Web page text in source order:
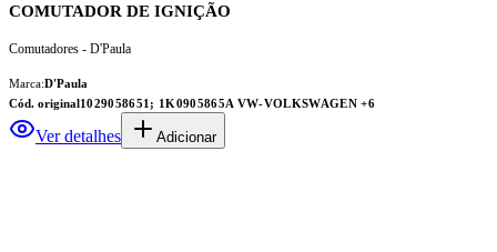
COMUTADOR DE IGNIÇÃO
Comutadores - D'Paula
Marca:D'Paula
Cód. original1029058651; 1K0905865A VW-VOLKSWAGEN+6
Ver detalhes Adicionar